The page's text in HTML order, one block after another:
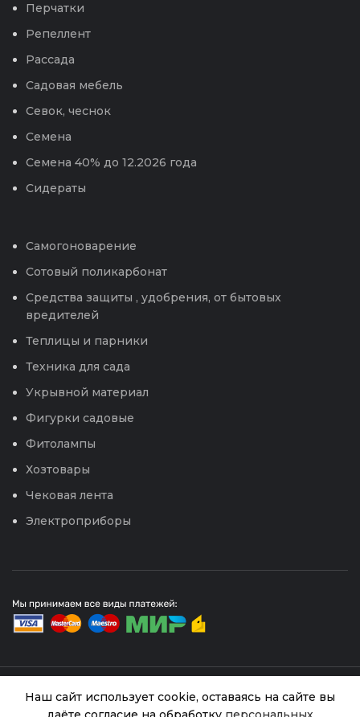
Перчатки
Репеллент
Рассада
Садовая мебель
Севок, чеснок
Семена
Семена 40% до 12.2026 года
Сидераты
Самогоноварение
Сотовый поликарбонат
Средства защиты , удобрения, от бытовых
вредителей
Теплицы и парники
Техника для сада
Укрывной материал
Фигурки садовые
Фитолампы
Хозтовары
Чековая лента
Электроприборы
© 2026
Интернет магазин Успех. ИП Хрипунов Сергей
Александрович
Наш сайт использует cookie, оставаясь на сайте вы